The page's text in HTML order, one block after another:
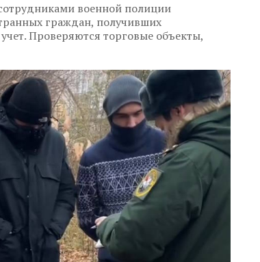
военной полиции
граждан, получивших
Проверяются торговые объекты,